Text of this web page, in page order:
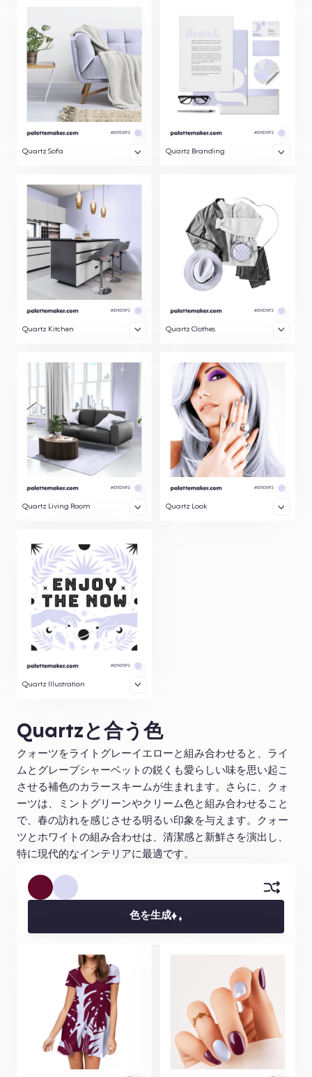
Quartz Sofa Quartz Branding
Quartz Kitchen Quartz Clothes
Quartz Living Room Quartz Look
Quartz Illustration
Quartzと合う色
クォーツをライトグレーイエローと組み合わせると、ライ
ムとグレープシャーベットの鋭くも愛らしい味を思い起こ
させる補色のカラースキームが生まれます。さらに、クォ
ーツは、ミントグリーンやクリーム色と組み合わせること
で、春の訪れを感じさせる明るい印象を与えます。クォー
ツとホワイトの組み合わせは、清潔感と新鮮さを演出し、
特に現代的なインテリアに最適です。
色を生成